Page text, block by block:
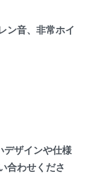
ン音、非常ホイ
デザインや仕様
合わせくださ